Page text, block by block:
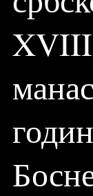
XVIII